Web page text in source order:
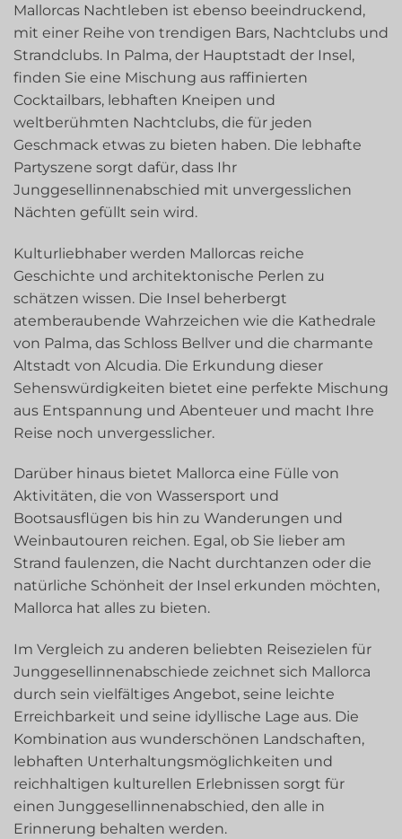
Mallorcas Nachtleben ist ebenso beeindruckend,
mit einer Reihe von trendigen Bars, Nachtclubs und
Strandclubs. In Palma, der Hauptstadt der Insel,
finden Sie eine Mischung aus raffinierten
Cocktailbars, lebhaften Kneipen und
weltberühmten Nachtclubs, die für jeden
Geschmack etwas zu bieten haben. Die lebhafte
Partyszene sorgt dafür, dass Ihr
Junggesellinnenabschied mit unvergesslichen
Nächten gefüllt sein wird.
Kulturliebhaber werden Mallorcas reiche
Geschichte und architektonische Perlen zu
schätzen wissen. Die Insel beherbergt
atemberaubende Wahrzeichen wie die Kathedrale
von Palma, das Schloss Bellver und die charmante
Altstadt von Alcudia. Die Erkundung dieser
Sehenswürdigkeiten bietet eine perfekte Mischung
aus Entspannung und Abenteuer und macht Ihre
Reise noch unvergesslicher.
Darüber hinaus bietet Mallorca eine Fülle von
Aktivitäten, die von Wassersport und
Bootsausflügen bis hin zu Wanderungen und
Weinbautouren reichen. Egal, ob Sie lieber am
Strand faulenzen, die Nacht durchtanzen oder die
natürliche Schönheit der Insel erkunden möchten,
Mallorca hat alles zu bieten.
Im Vergleich zu anderen beliebten Reisezielen für
Junggesellinnenabschiede zeichnet sich Mallorca
durch sein vielfältiges Angebot, seine leichte
Erreichbarkeit und seine idyllische Lage aus. Die
Kombination aus wunderschönen Landschaften,
lebhaften Unterhaltungsmöglichkeiten und
reichhaltigen kulturellen Erlebnissen sorgt für
einen Junggesellinnenabschied, den alle in
Erinnerung behalten werden.